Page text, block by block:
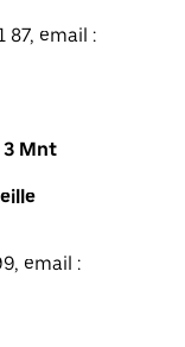
87, email :
3 Mnt
email :